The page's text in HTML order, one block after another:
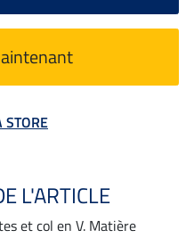
L'ARTICLE
et col en V. Matière